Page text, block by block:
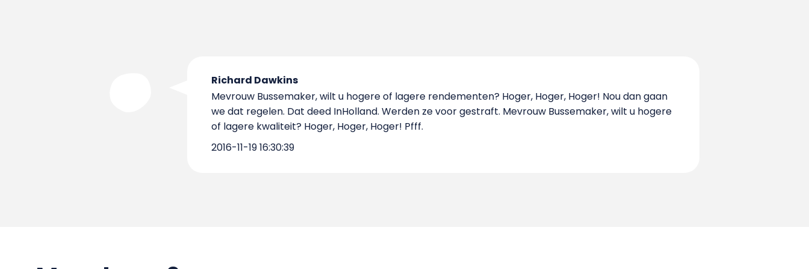
Richard Dawkins
Mevrouw Bussemaker, wilt u hogere of lagere rendementen? Hoger, Hoger, Hoger! Nou dan gaan
we dat regelen. Dat deed InHolland. Werden ze voor gestraft. Mevrouw Bussemaker, wilt u hogere
of lagere kwaliteit? Hoger, Hoger, Hoger! Pfff.
2016-11-19 16:30:39